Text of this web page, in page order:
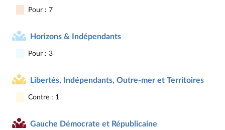
Pour : 7
Horizons & Indépendants
Pour : 3
Libertés, Indépendants, Outre-mer et Territoires
Contre : 1
Gauche Démocrate et Républicaine